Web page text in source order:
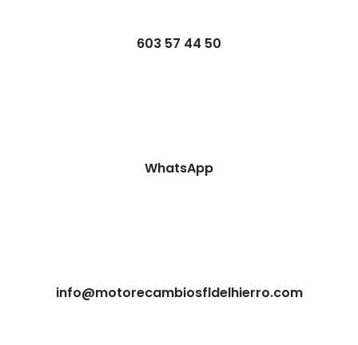
603 57 44 50
WhatsApp
info@motorecambiosfldelhierro.com